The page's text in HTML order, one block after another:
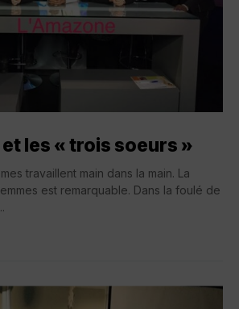
les « trois soeurs »
travaillent main dans la main. La
est remarquable. Dans la foulé de